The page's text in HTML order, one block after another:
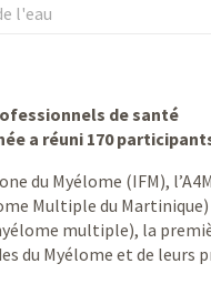
l'eau
de santé
a réuni 170
du Myélome (IFM),
Multiple du
multiple), la
du Myélome et de leurs